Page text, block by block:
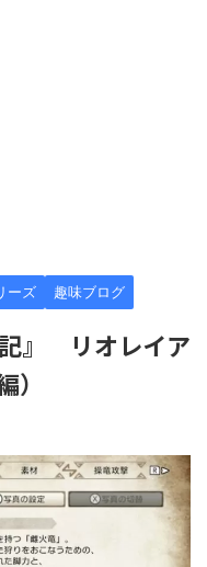
ーズ 趣味ブログ
』 リオレイア
）